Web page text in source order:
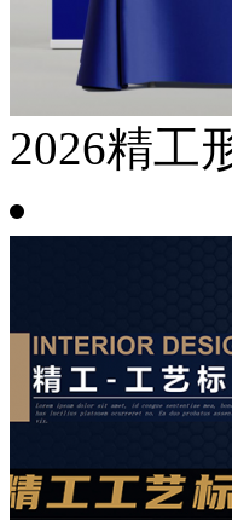
2026精工